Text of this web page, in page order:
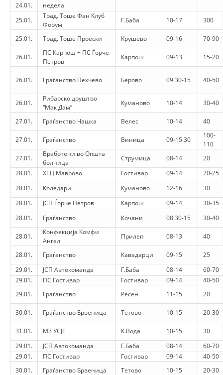
NDIHMA E PARË
DHURIMI I GJAKUT
MENAXHIM ME VULLNETARË
DORACAKË
STRATEGJI
MATERIAL EDUKATIVO INFORMATIV
BROCHURES
PRESENTATIONS
24.01.
недела
25.01.
Трад. Тоше Фан Клуб
Форум
Г.Баба 10-17 300
25.01. Трад. Тоше Проески Крушево 09-16 70-90
26.01.
ПС Карпош + ПС Ѓорче
Петров
Карпош 09-13 15-20
26.01. Граѓанство Пехчево Берово 09.30-15 40-50
26.01.
Рибарско друштво
“Мак Дам”
Куманово 10-14 30-40
27.01. Граѓанство Чашка Велес 10-14 40
27.01. Граѓанство Виница 09-15.30
100-
110
27.01.
Вработени во Општа
болница
Струмица 08-14
20
28.01.
ХЕЦ Маврово Гостивар 09-14
20-25
28.01.
Коледари Куманово 12-16
30
28.01.
ЈСП Ѓорче Петров Карпош 09-14
30-35
28.01.
Граѓанство Кочани 08.30-15 30-40
28.01.
Конфекција Комфи
Ангел
Прилеп 08-13 40
28.01. Граѓанство Кавадарци 09-15
25
29.01.
ЈСП Автокоманда Г.Баба 08-14
60-70
29.01.
ПС Гостивар Гостивар 09-14
40-50
29.01.
Граѓанство Ресен 11-15 20
30.01. Граѓанство Брвеница Тетово 10-15 20-30
31.01. МЗ УСЈЕ К.Вода 10-15
30
29.01.
ЈСП Автокоманда Г.Баба 08-14
60-70
29.01.
ПС Гостивар Гостивар 09-14
40-50
30.01.
Граѓанство Брвеница Тетово 10-15 20-30